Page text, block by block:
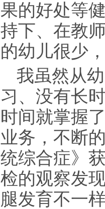
果的好处等
持下、在教
的幼儿很少
我虽然从
习、没有长
时间就掌握
业务，不断
统综合症》
检的观察发
腿发育不一